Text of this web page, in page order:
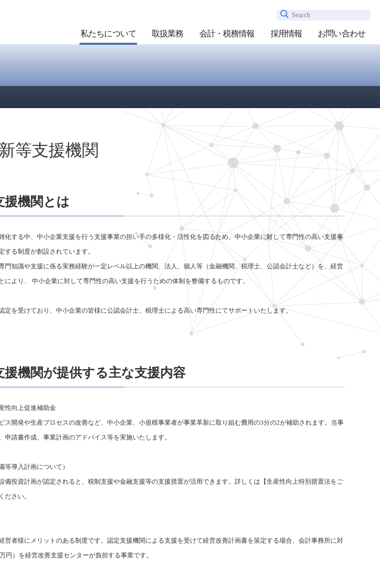
Search
私たちについて 取扱業務 会計・税務情報 採用情報 お問い合わせ
等支援機関
援機関とは
化する中、中小企業支援を行う支援事業の担い手の多様化・活性化を図るため、中小企業に対して専門性の高い支援事
る制度が創設されています。
門知識や支援に係る実務経験が一定レベル以上の機関、法人、個人等（金融機関、税理士、公認会計士など）を、経営
により、 中小企業に対して専門性の高い支援を行うための体制を整備するものです。
定を受けており、中小企業の皆様に公認会計士、税理士による高い専門性にてサポートいたします。
援機関が提供する主な支援内容
性向上促進補助金
開発や生産プロセスの改善など、中小企業、小規模事業者が事業革新に取り組む費用の3分の2が補助されます。当事
申請書作成、事業計画のアドバイス等を実施いたします。
導入計画について）
投資計画が認定されると、税制支援や金融支援等の支援措置が活用できます。詳しくは【生産性向上特別措置法をご
ださい。
者様にメリットのある制度です。認定支援機関による支援を受けて経営改善計画書を策定する場合、会計事務所に対
円）を経営改善支援センターが負担する事業です。